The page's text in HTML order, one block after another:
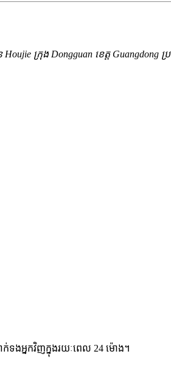
ក្រុង Dongguan ខេត្ត Guangdong
ងអ្នកវិញក្នុងរយៈពេល 24 ម៉ោង។